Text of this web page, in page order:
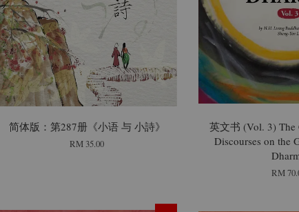
简体版：第287册《小语 与 小詩》
RM 35.00
英文书 (Vol. 3) The
Discourses on the
RM